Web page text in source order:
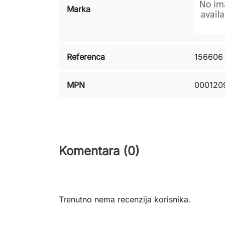
Marka
Referenca 156606
MPN
Komentara (0)
Trenutno nema recenzija korisnika.